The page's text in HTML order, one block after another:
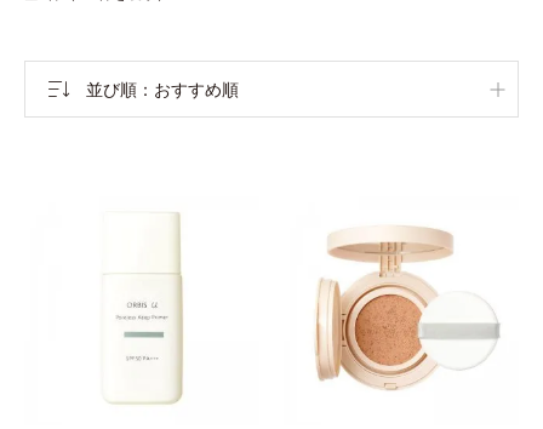
並び順 おすすめ順